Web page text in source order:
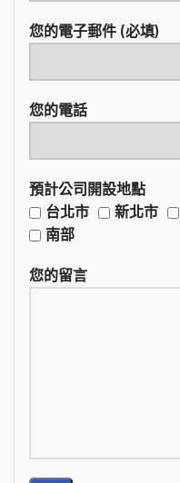
您的電子郵件 (必填)
您的電話
預計公司開設地點
台北市
新北市
南部
您的留言